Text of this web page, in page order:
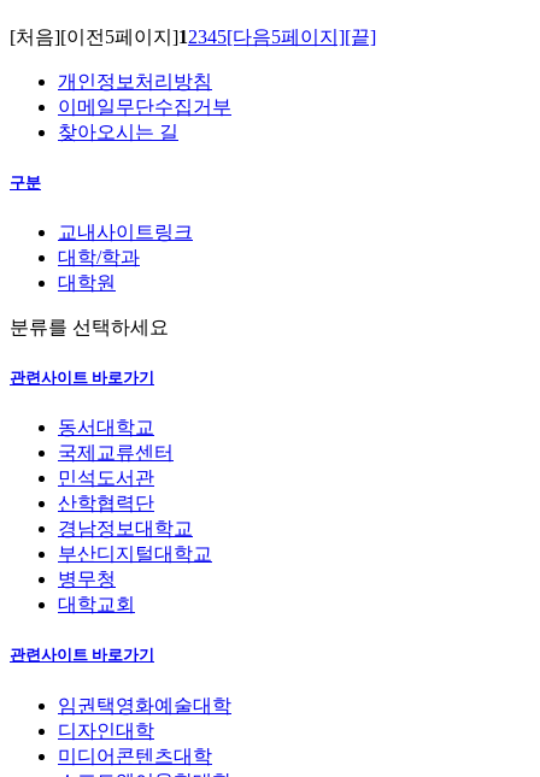
[처음][이전5페이지]12345[다음5페이지][끝]
개인정보처리방침
이메일무단수집거부
찾아오시는 길
구분
교내사이트링크
대학/학과
대학원
분류를 선택하세요
관련사이트 바로가기
동서대학교
국제교류센터
민석도서관
산학협력단
경남정보대학교
부산디지털대학교
병무청
대학교회
관련사이트 바로가기
임권택영화예술대학
디자인대학
미디어콘텐츠대학